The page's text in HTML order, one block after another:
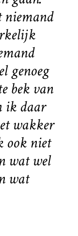
genoeg
bek van
ik daar
wakker
ook niet
wat wel
wat